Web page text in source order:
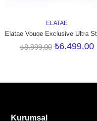
SEPETE EKLE
ELATAE
₺6.499,00
₺8.999,00
Kurumsal